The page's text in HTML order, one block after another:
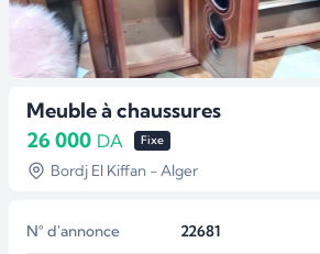
Meuble à chaussures
26 000 DA Fixe
Bordj El Kiffan - Alger
N° d'annonce 22681